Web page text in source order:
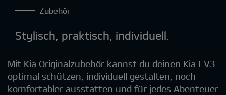
Zubehör
Stylisch, praktisch, individuell.
Mit Kia Originalzubehör kannst du deinen Kia EV3
optimal schützen, individuell gestalten, noch
komfortabler ausstatten und für jedes Abenteuer